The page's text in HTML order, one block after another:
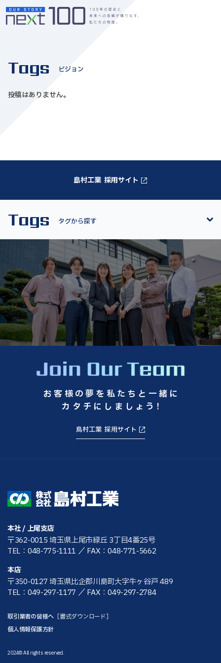
Tags ビジョン
投稿はありません。
島村工業 採用サイト
Tags タグから探す
お客様の夢を私たちと一緒に
カタチにしましょう!
島村工業 採用サイト
本社 / 上尾支店
〒362-0015 埼玉県上尾市緑丘 3丁目4番25号
TEL：048-775-1111 ／ FAX：048-771-5662
本店
〒350-0127 埼玉県比企郡川島町大字牛ヶ谷戸 489
TEL：049-297-1177 ／ FAX：049-297-2784
取引業者の皆様へ ［書式ダウンロード］
個人情報保護方針
2024© All rights reserved.